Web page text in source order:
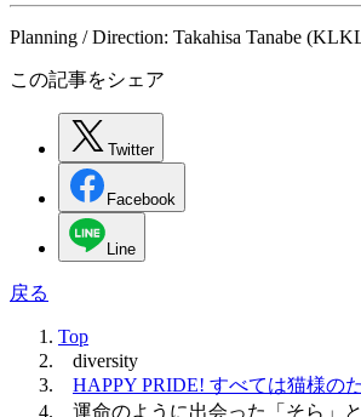
Planning / Direction: Takahisa Tanabe
この記事をシェア
Twitter
Facebook
Line
戻る
Top
diversity
HAPPY PRIDE! すべては猫様の
運命のように出会った「そら」